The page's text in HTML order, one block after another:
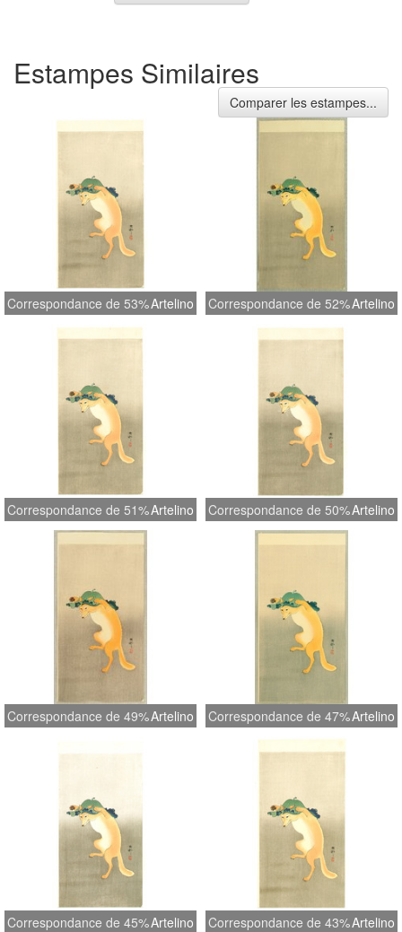
Estampes Similaires
Comparer les estampes...
Correspondance de 53%Artelino Correspondance de 52%Artelino
Correspondance de 51%Artelino Correspondance de 50%Artelino
Correspondance de 49%Artelino Correspondance de 47%Artelino
Correspondance de 45%Artelino Correspondance de 43%Artelino